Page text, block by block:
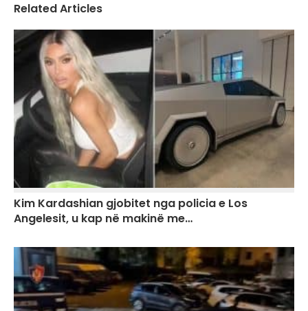
Related Articles
Kim Kardashian gjobitet nga policia e Los
Angelesit, u kap në makinë me…